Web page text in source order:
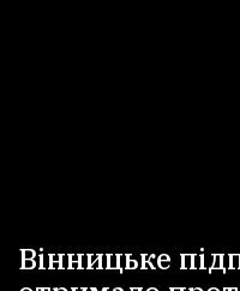
Вінницьке